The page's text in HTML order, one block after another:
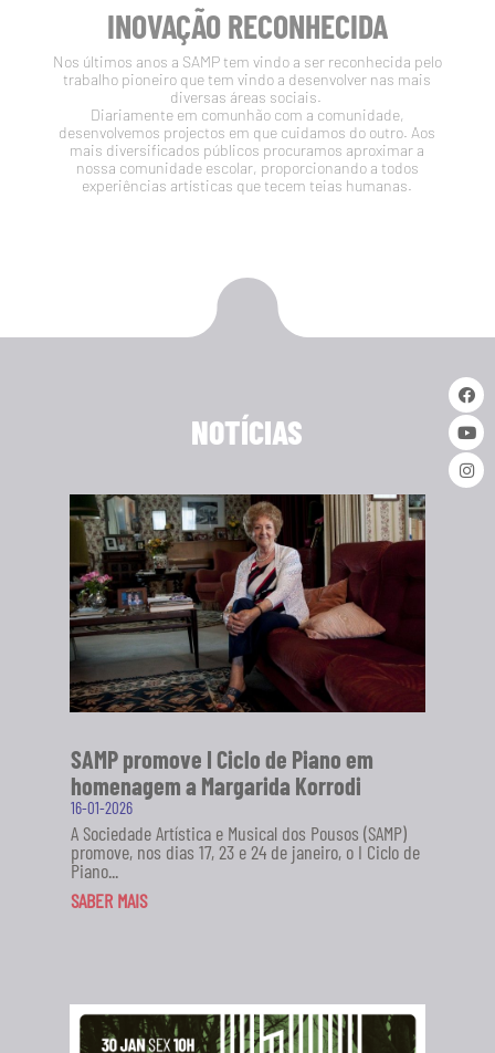
INOVAÇÃO RECONHECIDA
Nos últimos anos a SAMP tem vindo a ser reconhecida pelo
trabalho pioneiro que tem vindo a desenvolver nas mais
diversas áreas sociais.
Diariamente em comunhão com a comunidade,
desenvolvemos projectos em que cuidamos do outro. Aos
mais diversificados públicos procuramos aproximar a
nossa comunidade escolar, proporcionando a todos
experiências artísticas que tecem teias humanas.
NOTÍCIAS
SAMP promove I Ciclo de Piano em
homenagem a Margarida Korrodi
16-01-2026
A Sociedade Artística e Musical dos Pousos (SAMP)
promove, nos dias 17, 23 e 24 de janeiro, o I Ciclo de
Piano...
SABER MAIS